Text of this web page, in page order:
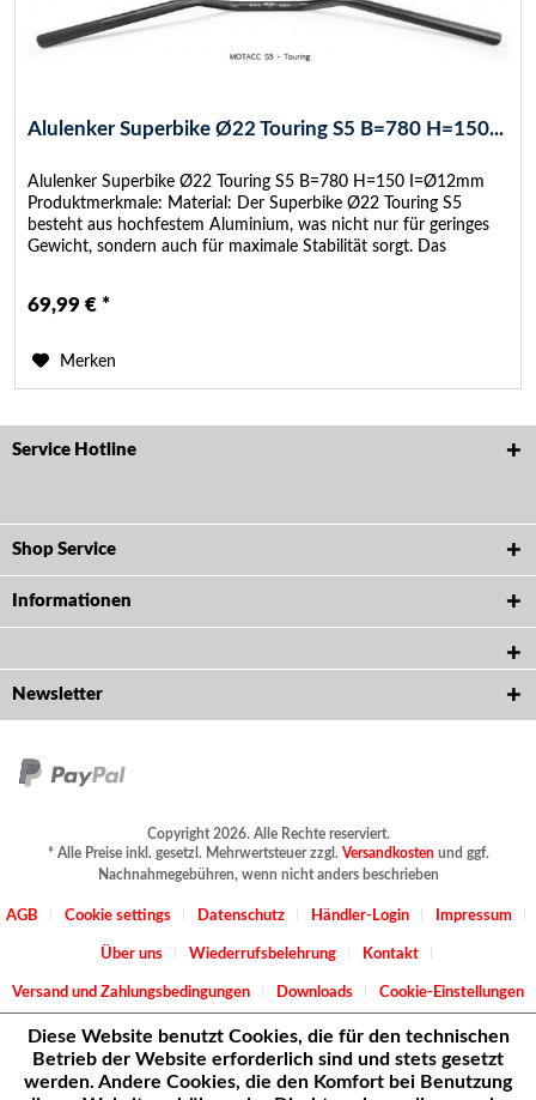
Alulenker Superbike Ø22 Touring S5 B=780 H=150...
Alulenker Superbike Ø22 Touring S5 B=780 H=150 I=Ø12mm
Produktmerkmale: Material: Der Superbike Ø22 Touring S5
besteht aus hochfestem Aluminium, was nicht nur für geringes
Gewicht, sondern auch für maximale Stabilität sorgt. Das
69,99 € *
Merken
Service Hotline
Shop Service
Informationen
Newsletter
Copyright 2026. Alle Rechte reserviert.
* Alle Preise inkl. gesetzl. Mehrwertsteuer zzgl. Versandkostenund ggf.
Nachnahmegebühren, wenn nicht anders beschrieben
AGB Cookie settings Datenschutz Händler-Login Impressum
Über uns Wiederrufsbelehrung Kontakt
Versand und Zahlungsbedingungen Downloads Cookie-Einstellungen
Diese Website benutzt Cookies, die für den technischen
Betrieb der Website erforderlich sind und stets gesetzt
werden. Andere Cookies, die den Komfort bei Benutzung